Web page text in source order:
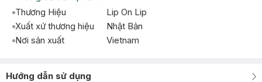
Thương Hiệu
Lip On Lip
Xuất xứ thương hiệu
Nhật Bản
Nơi sản xuất
Vietnam
Hướng dẫn sử dụng